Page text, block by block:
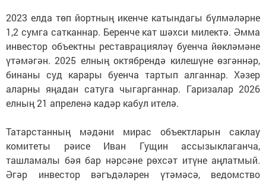
2023 елда төп йортның икенче катындагы бүлмәләрне
1,2 сумга сатканнар. Беренче кат шәхси милектә. Әмма
инвестор объектны реставрацияләү буенча йөкләмәне
үтәмәгән. 2025 елның октябрендә килешүне өзгәннәр,
бинаны суд карары буенча тартып алганнар. Хәзер
аларны яңадан сатуга чыгарганнар. Гаризалар 2026
елның 21 апреленә кадәр кабул ителә.
Татарстанның мәдәни мирас объектларын саклау
комитеты рәисе Иван Гущин ассызыклаганча,
ташламалы бәя бар нәрсәне рөхсәт итүне аңлатмый.
Әгәр инвестор вәгъдәләрен үтәмәсә, ведомство